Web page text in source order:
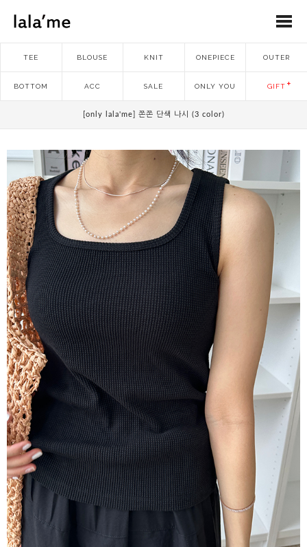
TEE BLOUSE KNIT ONEPIECE OUTER
BOTTOM ACC SALE ONLY YOU GIFT
[only lala'me] 쫀쫀 단색 나시 (3 color)